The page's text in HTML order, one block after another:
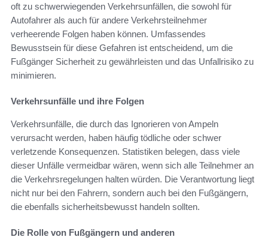
oft zu schwerwiegenden Verkehrsunfällen, die sowohl für
Autofahrer als auch für andere Verkehrsteilnehmer
verheerende Folgen haben können. Umfassendes
Bewusstsein für diese Gefahren ist entscheidend, um die
Fußgänger Sicherheit zu gewährleisten und das Unfallrisiko zu
minimieren.
Verkehrsunfälle und ihre Folgen
Verkehrsunfälle, die durch das Ignorieren von Ampeln
verursacht werden, haben häufig tödliche oder schwer
verletzende Konsequenzen. Statistiken belegen, dass viele
dieser Unfälle vermeidbar wären, wenn sich alle Teilnehmer an
die Verkehrsregelungen halten würden. Die Verantwortung liegt
nicht nur bei den Fahrern, sondern auch bei den Fußgängern,
die ebenfalls sicherheitsbewusst handeln sollten.
Die Rolle von Fußgängern und anderen